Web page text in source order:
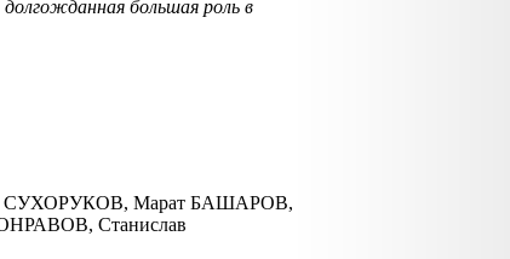
большая роль в
СУХОРУКОВ, Марат БАШАРОВ,
Станислав